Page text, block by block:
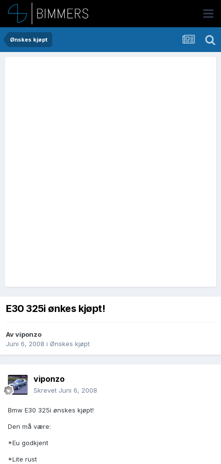
Ønskes kjøpt
E30 325i ønkes kjøpt!
Avviponzo
Juni 6, 2008 i Ønskes kjøpt
viponzo
Skrevet Juni 6, 2008
Bmw E30 325i ønskes kjøpt!
Den må være:
*Eu godkjent
*Lite rust